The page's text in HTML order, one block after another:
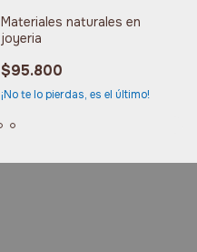
Materiales naturales en
joyeria
$95.800
¡No te lo pierdas, es el último!